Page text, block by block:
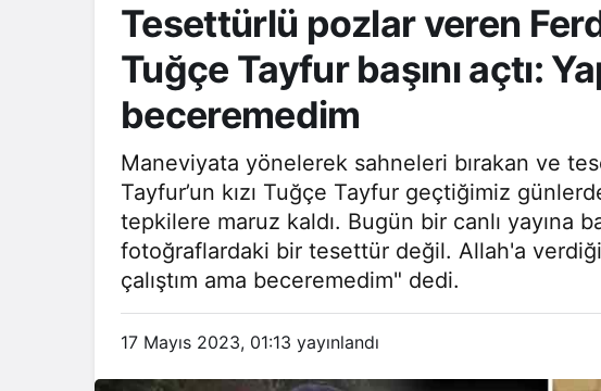
Tesettürlü pozlar veren
Tuğçe Tayfur başını açtı:
beceremedim
Maneviyata yönelerek sahneleri bırakan ve
Tayfur’un kızı Tuğçe Tayfur geçtiğimiz
tepkilere maruz kaldı. Bugün bir canlı yayına
fotoğraflardaki bir tesettür değil. Allah'a
çalıştım ama beceremedim" dedi.
17 Mayıs 2023, 01:13 yayınlandı